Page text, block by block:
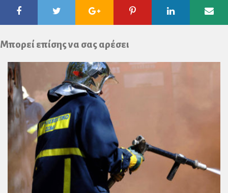
FacebookTwitter Google
Plus
Pinterest Linkedin
Μπορεί επίσης να σας αρέσει